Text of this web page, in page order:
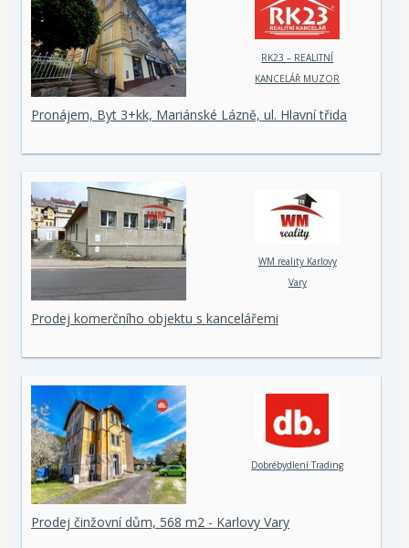
RK23 – REALITNÍ
KANCELÁŘ MUZOR
Pronájem, Byt 3+kk, Mariánské Lázně, ul. Hlavní třida
WM reality Karlovy
Vary
Prodej komerčního objektu s kancelářemi
Dobrébydlení Trading
Prodej činžovní dům, 568 m2 - Karlovy Vary